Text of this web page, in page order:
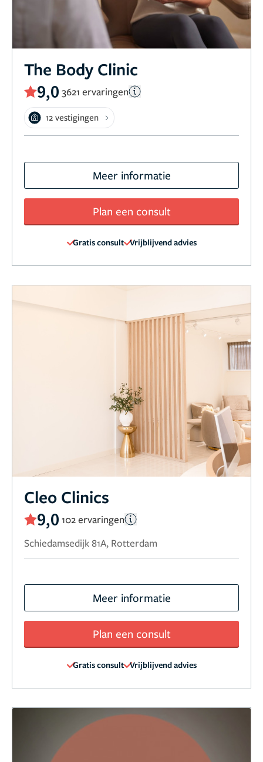
The Body Clinic
9,0 3621 ervaringen
12 vestigingen
Meer informatie
Plan een consult
Gratis consult Vrijblijvend advies
Cleo Clinics
9,0 102 ervaringen
Schiedamsedijk 81A, Rotterdam
Meer informatie
Plan een consult
Gratis consult Vrijblijvend advies